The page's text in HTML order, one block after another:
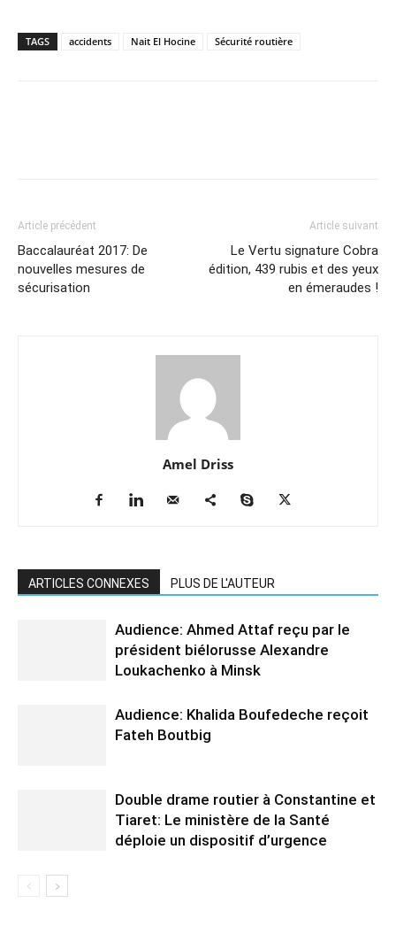
TAGS accidents Nait El Hocine Sécurité routière
Article précédent
Baccalauréat 2017: De
nouvelles mesures de
sécurisation
Article suivant
Le Vertu signature Cobra
édition, 439 rubis et des yeux
en émeraudes !
Amel Driss
ARTICLES CONNEXES PLUS DE L'AUTEUR
Audience: Ahmed Attaf reçu par le
président biélorusse Alexandre
Loukachenko à Minsk
Audience: Khalida Boufedeche reçoit
Fateh Boutbig
Double drame routier à Constantine et
Tiaret: Le ministère de la Santé
déploie un dispositif d’urgence